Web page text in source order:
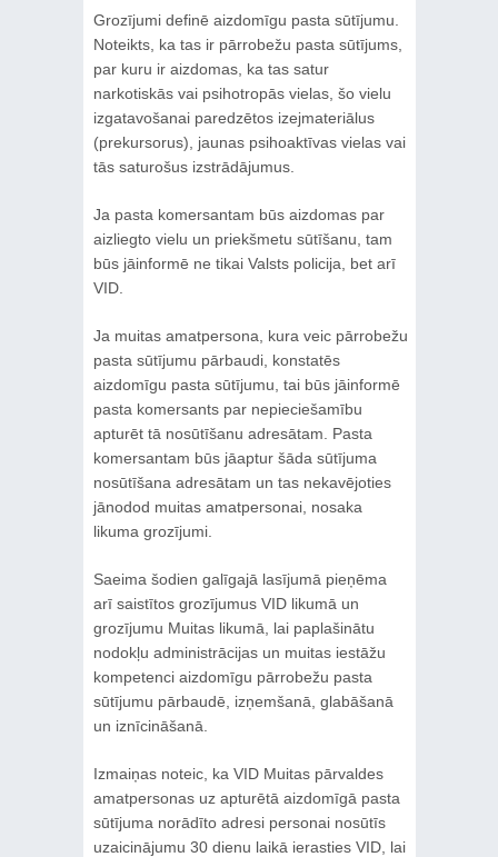
Grozījumi definē aizdomīgu pasta sūtījumu.
Noteikts, ka tas ir pārrobežu pasta sūtījums,
par kuru ir aizdomas, ka tas satur
narkotiskās vai psihotropās vielas, šo vielu
izgatavošanai paredzētos izejmateriālus
(prekursorus), jaunas psihoaktīvas vielas vai
tās saturošus izstrādājumus.
Ja pasta komersantam būs aizdomas par
aizliegto vielu un priekšmetu sūtīšanu, tam
būs jāinformē ne tikai Valsts policija, bet arī
VID.
Ja muitas amatpersona, kura veic pārrobežu
pasta sūtījumu pārbaudi, konstatēs
aizdomīgu pasta sūtījumu, tai būs jāinformē
pasta komersants par nepieciešamību
apturēt tā nosūtīšanu adresātam. Pasta
komersantam būs jāaptur šāda sūtījuma
nosūtīšana adresātam un tas nekavējoties
jānodod muitas amatpersonai, nosaka
likuma grozījumi.
Saeima šodien galīgajā lasījumā pieņēma
arī saistītos grozījumus VID likumā un
grozījumu Muitas likumā, lai paplašinātu
nodokļu administrācijas un muitas iestāžu
kompetenci aizdomīgu pārrobežu pasta
sūtījumu pārbaudē, izņemšanā, glabāšanā
un iznīcināšanā.
Izmaiņas noteic, ka VID Muitas pārvaldes
amatpersonas uz apturētā aizdomīgā pasta
sūtījuma norādīto adresi personai nosūtīs
uzaicinājumu 30 dienu laikā ierasties VID, lai